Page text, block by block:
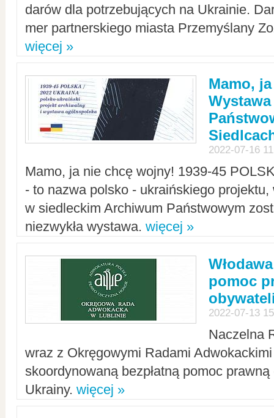
darów dla potrzebujących na Ukrainie.
mer partnerskiego miasta Przemyślany
więcej »
Mamo,
2022-07-16
Mamo, ja nie chcę wojny! 1939-45
- to nazwa polsko - ukraińskiego
w siedleckim Archiwum Państwowym
niezwykła wystawa. więcej »
pomoc
2022-07-13
Naczelna
wraz z Okręgowymi Radami Adwokackimi
skoordynowaną bezpłatną pomoc
Ukrainy. więcej »